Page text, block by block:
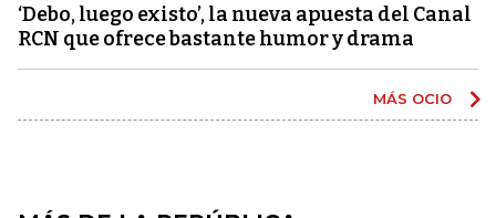
‘Debo, luego existo’, la nueva apuesta del Canal
RCN que ofrece bastante humor y drama
MÁS OCIO